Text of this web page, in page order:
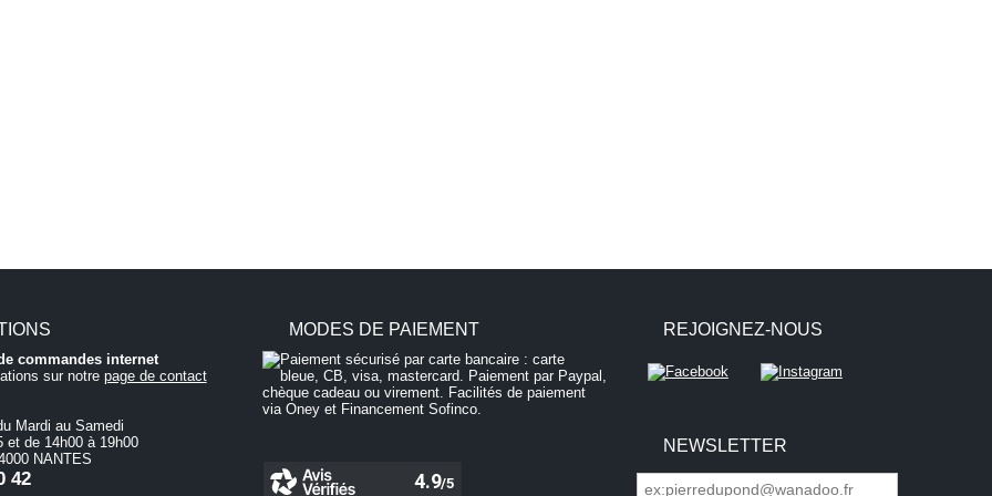
commandes internet
sur notre page de contact
Mardi au Samedi
et de 14h00 à 19h00
NANTES
42
MODES DE PAIEMENT REJOIGNEZ-NOUS
NEWSLETTER